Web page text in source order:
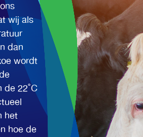
wij als
dan
wordt
de 22˚C
het
hoe de